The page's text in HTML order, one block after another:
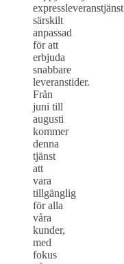
expressleveranstjänst
särskilt
anpassad
för att
erbjuda
snabbare
leveranstider.
Från
juni till
augusti
kommer
denna
tjänst
att
vara
tillgänglig
för alla
våra
kunder,
med
fokus